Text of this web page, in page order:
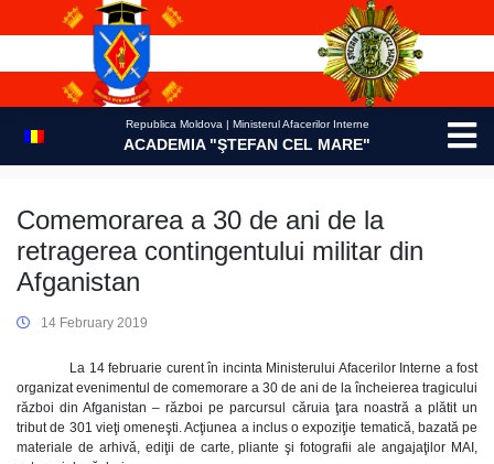
Republica Moldova | Ministerul Afacerilor Interne
ACADEMIA "ŞTEFAN CEL MARE"
Comemorarea a 30 de ani de la
retragerea contingentului militar din
Afganistan
14 February 2019
La 14 februarie curent în incinta Ministerului Afacerilor Interne a fost
organizat evenimentul de comemorare a 30 de ani de la încheierea tragicului
război din Afganistan – război pe parcursul căruia ţara noastră a plătit un
tribut de 301 vieţi omeneşti. Acţiunea a inclus o expoziţie tematică, bazată pe
materiale de arhivă, ediţii de carte, pliante şi fotografii ale angajaţilor MAI,